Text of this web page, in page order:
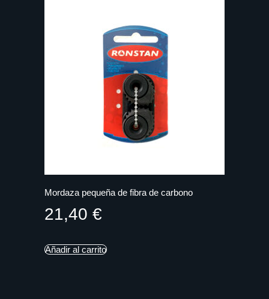
Mordaza pequeña de fibra de carbono
21,40 €
Añadir al carrito